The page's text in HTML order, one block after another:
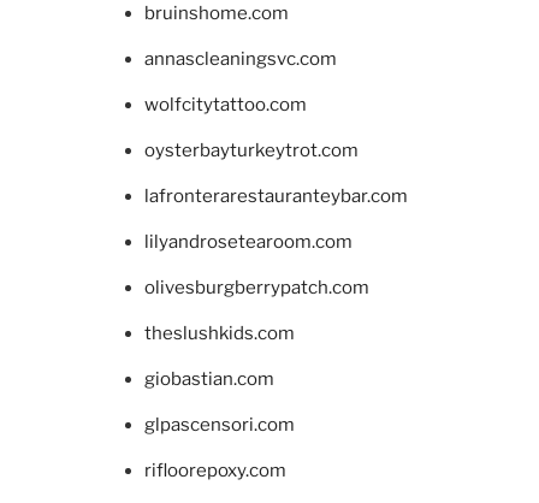
bruinshome.com
annascleaningsvc.com
wolfcitytattoo.com
oysterbayturkeytrot.com
lafronterarestauranteybar.com
lilyandrosetearoom.com
olivesburgberrypatch.com
theslushkids.com
giobastian.com
glpascensori.com
rifloorepoxy.com